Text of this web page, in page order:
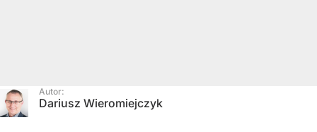
Autor:
Dariusz Wieromiejczyk